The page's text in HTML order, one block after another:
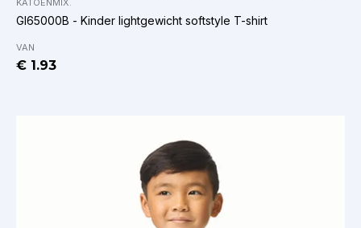
KATOENMIX.
GI65000B - Kinder lightgewicht softstyle T-shirt
VAN
€ 1.93